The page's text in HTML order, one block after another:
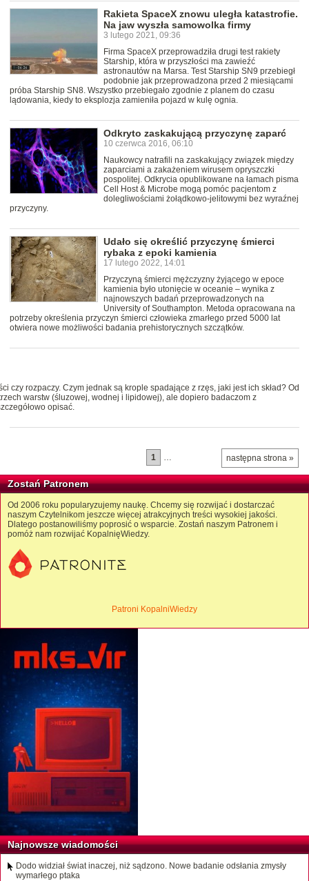
Rakieta SpaceX znowu uległa katastrofie.
Na jaw wyszła samowolka firmy
3 lutego 2021, 09:36
Firma SpaceX przeprowadziła drugi test rakiety
Starship, która w przyszłości ma zawieźć
astronautów na Marsa. Test Starship SN9 przebiegł
podobnie jak przeprowadzona przed 2 miesiącami
próba Starship SN8. Wszystko przebiegało zgodnie z planem do czasu
lądowania, kiedy to eksplozja zamieniła pojazd w kulę ognia.
Odkryto zaskakującą przyczynę zaparć
10 czerwca 2016, 06:10
Naukowcy natrafili na zaskakujący związek między
zaparciami a zakażeniem wirusem opryszczki
pospolitej. Odkrycia opublikowane na łamach pisma
Cell Host & Microbe mogą pomóc pacjentom z
dolegliwościami żołądkowo-jelitowymi bez wyraźnej
przyczyny.
Udało się określić przyczynę śmierci
rybaka z epoki kamienia
17 lutego 2022, 14:01
Przyczyną śmierci mężczyzny żyjącego w epoce
kamienia było utonięcie w oceanie – wynika z
najnowszych badań przeprowadzonych na
University of Southampton. Metoda opracowana na
potrzeby określenia przyczyn śmierci człowieka zmarłego przed 5000 lat
otwiera nowe możliwości badania prehistorycznych szczątków.
czy rozpaczy. Czym jednak są krople spadające z rzęs, jaki jest ich skład? Od
warstw (śluzowej, wodnej i lipidowej), ale dopiero badaczom z
opisać.
następna strona »
1 …
Zostań Patronem
Od 2006 roku popularyzujemy naukę. Chcemy się rozwijać i dostarczać
naszym Czytelnikom jeszcze więcej atrakcyjnych treści wysokiej jakości.
Dlatego postanowiliśmy poprosić o wsparcie. Zostań naszym Patronem i
pomóż nam rozwijać KopalnięWiedzy.
Patroni KopalniWiedzy
Najnowsze wiadomości
Dodo widział świat inaczej, niż sądzono. Nowe badanie odsłania zmysły
wymarłego ptaka